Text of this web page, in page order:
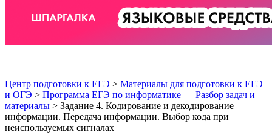
Центр подготовки к ЕГЭ > Материалы для подготовки к ЕГЭ
и ОГЭ > Программа ЕГЭ по информатике — Разбор задач и
материалы > Задание 4. Кодирование и декодирование
информации. Передача информации. Выбор кода при
неиспользуемых сигналах